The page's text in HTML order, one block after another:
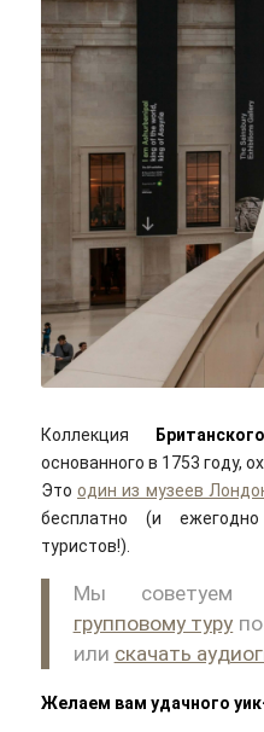
Коллекция
основанного в 1753 году,
Это один из музеев
бесплатно (и
туристов!).
Мы советуем
групповому туру
или скачать
Желаем вам удачного